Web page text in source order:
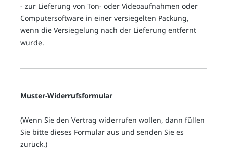
- zur Lieferung von Ton- oder Videoaufnahmen oder
Computersoftware in einer versiegelten Packung,
wenn die Versiegelung nach der Lieferung entfernt
wurde.
Muster-Widerrufsformular
(Wenn Sie den Vertrag widerrufen wollen, dann füllen
Sie bitte dieses Formular aus und senden Sie es
zurück.)